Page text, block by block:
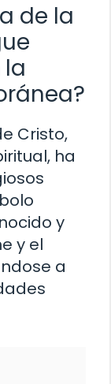
de la
Cristo,
ha
y
y el
a